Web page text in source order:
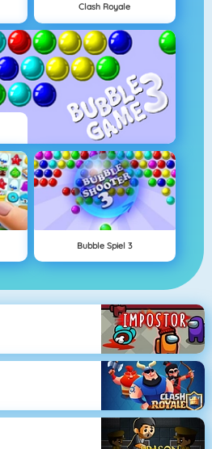
Clash Royale
Bubble Spiel 3